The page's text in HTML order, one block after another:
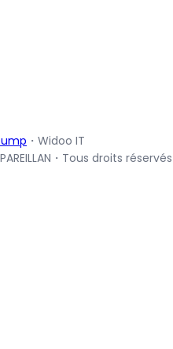
・Widoo IT
・Tous droits réservés